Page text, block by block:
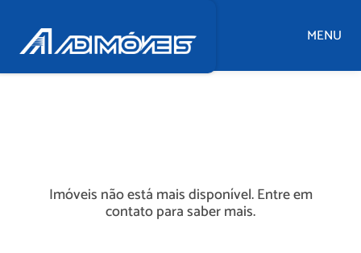
MENU
Imóveis não está mais disponível. Entre em
contato para saber mais.